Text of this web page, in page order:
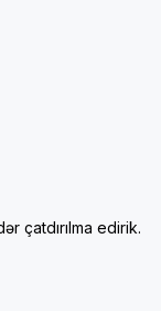
çatdırılma edirik.